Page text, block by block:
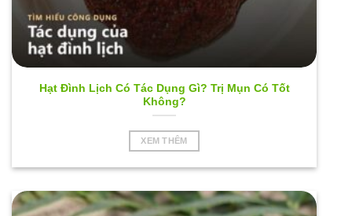
Hạt Đình Lịch Có Tác Dụng Gì? Trị Mụn Có Tốt
Không?
XEM THÊM